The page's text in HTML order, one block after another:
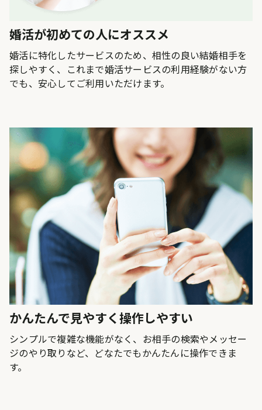
婚活が初めての人にオススメ
婚活に特化したサービスのため、相性の良い結婚相手を
探しやすく、これまで婚活サービスの利用経験がない方
でも、安心してご利用いただけます。
かんたんで見やすく操作しやすい
シンプルで複雑な機能がなく、お相手の検索やメッセー
ジのやり取りなど、どなたでもかんたんに操作できま
す。